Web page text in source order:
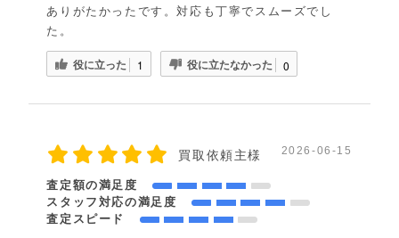
ありがたかったです。対応も丁寧でスムーズでし
た。
役に立った 1 役に立たなかった 0
買取依頼主様 2026-06-15
査定額の満足度
スタッフ対応の満足度
査定スピード